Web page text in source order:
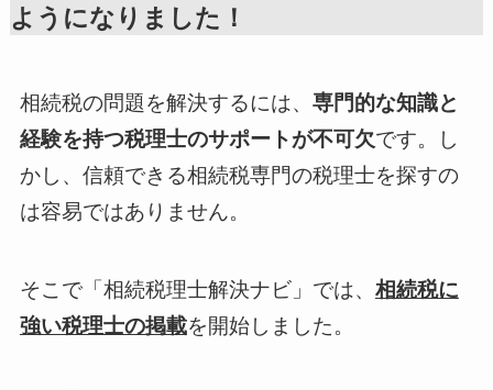
ようになりました！
相続税の問題を解決するには、 専門的な知識と
経験を持つ税理士のサポートが不可欠です。し
かし、信頼できる相続税専門の税理士を探すの
は容易ではありません。
そこで「相続税理士解決ナビ」では、 相続税に
強い税理士の掲載を開始しました。